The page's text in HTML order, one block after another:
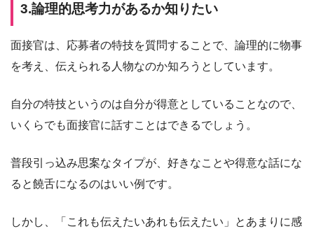
3.論理的思考力があるか知りたい
面接官は、応募者の特技を質問することで、論理的に物事
を考え、伝えられる人物なのか知ろうとしています。
自分の特技というのは自分が得意としていることなので、
いくらでも面接官に話すことはできるでしょう。
普段引っ込み思案なタイプが、好きなことや得意な話にな
ると饒舌になるのはいい例です。
しかし、「これも伝えたいあれも伝えたい」とあまりに感